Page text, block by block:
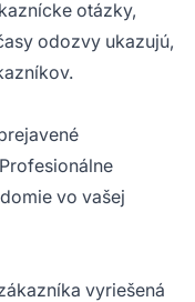
ako počet
počtu
so
jej službami
stanovené
otázky,
odozvy ukazujú,
vo vašej
vyriešená